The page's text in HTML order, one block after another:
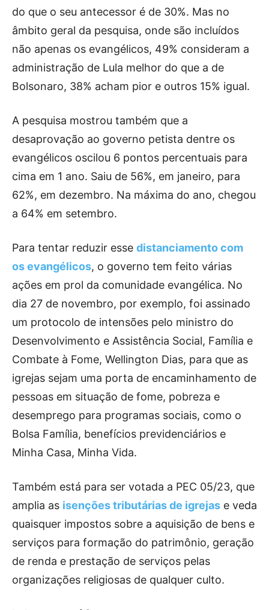
do que o seu antecessor é de 30%. Mas no
âmbito geral da pesquisa, onde são incluídos
não apenas os evangélicos, 49% consideram a
administração de Lula melhor do que a de
Bolsonaro, 38% acham pior e outros 15% igual.
A pesquisa mostrou também que a
desaprovação ao governo petista dentre os
evangélicos oscilou 6 pontos percentuais para
cima em 1 ano. Saiu de 56%, em janeiro, para
62%, em dezembro. Na máxima do ano, chegou
a 64% em setembro.
Para tentar reduzir esse distanciamento com
os evangélicos, o governo tem feito várias
ações em prol da comunidade evangélica. No
dia 27 de novembro, por exemplo, foi assinado
um protocolo de intensões pelo ministro do
Desenvolvimento e Assistência Social, Família e
Combate à Fome, Wellington Dias, para que as
igrejas sejam uma porta de encaminhamento de
pessoas em situação de fome, pobreza e
desemprego para programas sociais, como o
Bolsa Família, benefícios previdenciários e
Minha Casa, Minha Vida.
Também está para ser votada a PEC 05/23, que
amplia as isenções tributárias de igrejas e veda
quaisquer impostos sobre a aquisição de bens e
serviços para formação do patrimônio, geração
de renda e prestação de serviços pelas
organizações religiosas de qualquer culto.